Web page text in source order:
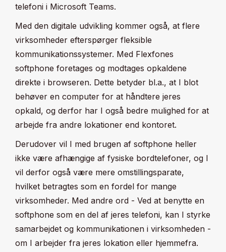
telefoni i Microsoft Teams.
Med den digitale udvikling kommer også, at flere
virksomheder efterspørger fleksible
kommunikationssystemer. Med Flexfones
softphone foretages og modtages opkaldene
direkte i browseren. Dette betyder bl.a., at I blot
behøver en computer for at håndtere jeres
opkald, og derfor har I også bedre mulighed for at
arbejde fra andre lokationer end kontoret.
Derudover vil I med brugen af softphone heller
ikke være afhængige af fysiske bordtelefoner, og I
vil derfor også være mere omstillingsparate,
hvilket betragtes som en fordel for mange
virksomheder. Med andre ord - Ved at benytte en
softphone som en del af jeres telefoni, kan I styrke
samarbejdet og kommunikationen i virksomheden -
om I arbejder fra jeres lokation eller hjemmefra.